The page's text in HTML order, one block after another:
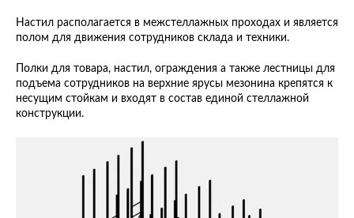
Настил располагается в межстеллажных проходах и является
полом для движения сотрудников склада и техники.
Полки для товара, настил, ограждения а также лестницы для
подъема сотрудников на верхние ярусы мезонина крепятся к
несущим стойкам и входят в состав единой стеллажной
конструкции.